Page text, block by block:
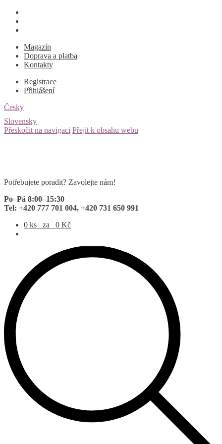
Magazín
Doprava a platba
Kontakty
Registrace
Přihlášení
Česky
Slovensky
Přeskočit na navigaci Přejít k obsahu webu
Potřebujete poradit? Zavolejte nám!
Po–Pá 8:00–15:30
Tel: +420 777 701 004, +420 731 650 991
0 ks
za 0 Kč